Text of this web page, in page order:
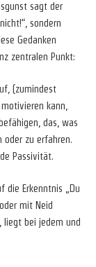
sagt der
sondern
Gedanken
zentralen Punkt:
(zumindest
kann,
das, was
oder zu erfahren.
Passivität.
die Erkenntnis „Du
mit Neid
liegt bei jedem und